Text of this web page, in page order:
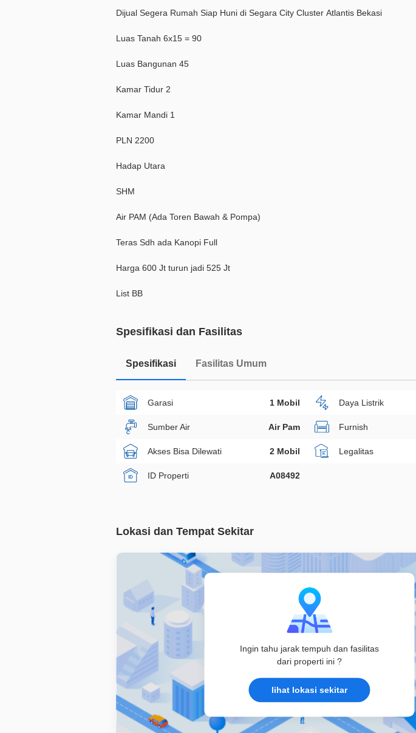
Dijual Segera Rumah Siap Huni di Segara City Cluster Atlantis Bekasi
Luas Tanah 6x15 = 90
Luas Bangunan 45
Kamar Tidur 2
Kamar Mandi 1
PLN 2200
Hadap Utara
SHM
Air PAM (Ada Toren Bawah & Pompa)
Teras Sdh ada Kanopi Full
Harga 600 Jt turun jadi 525 Jt
List BB
Spesifikasi dan Fasilitas
Spesifikasi Fasilitas Umum
Garasi 1 Mobil Daya Listrik
Sumber Air Air Pam Furnish
Akses Bisa Dilewati 2 Mobil Legalitas
ID Properti A08492
Lokasi dan Tempat Sekitar
Ingin tahu jarak tempuh dan fasilitas
dari properti ini ?
lihat lokasi sekitar